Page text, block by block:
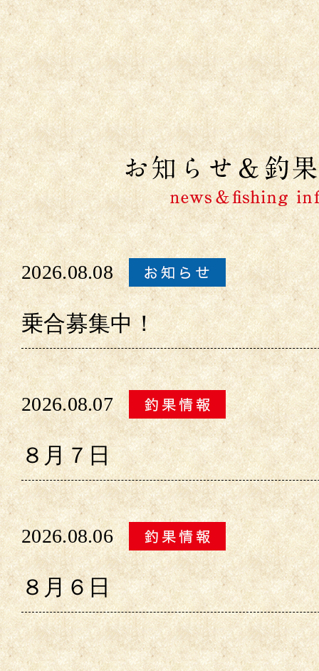
2026.08.08
乗合募集中！
2026.08.07
８月７日
2026.08.06
８月６日